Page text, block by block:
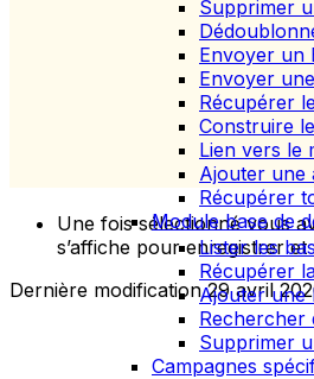
Supprimer
Envoyer un
Envoyer
Récupérer
Construire
Lien vers le
Ajouter une
Récupérer
Module base de
Lister les
Récupérer
Ajouter une
Rechercher
Supprimer
Campagnes
Une fois sélectionné vous
s’affiche pour enregistrer
Dernière modification29 avril